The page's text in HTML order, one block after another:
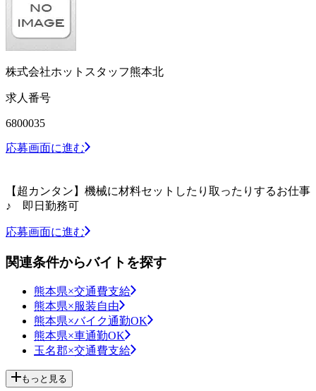
株式会社ホットスタッフ熊本北
求人番号
6800035
応募画面に進む
【超カンタン】機械に材料セットしたり取ったりするお仕事
♪ 即日勤務可
応募画面に進む
関連条件からバイトを探す
熊本県×交通費支給
熊本県×服装自由
熊本県×バイク通勤OK
熊本県×車通勤OK
玉名郡×交通費支給
もっと見る